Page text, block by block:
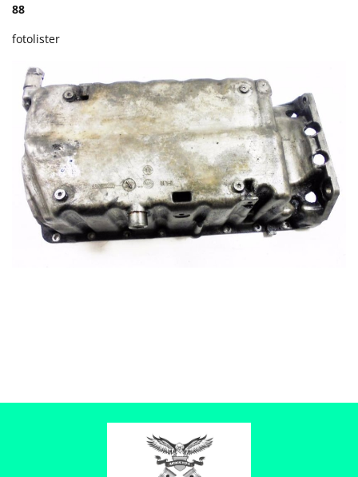
88
fotolister